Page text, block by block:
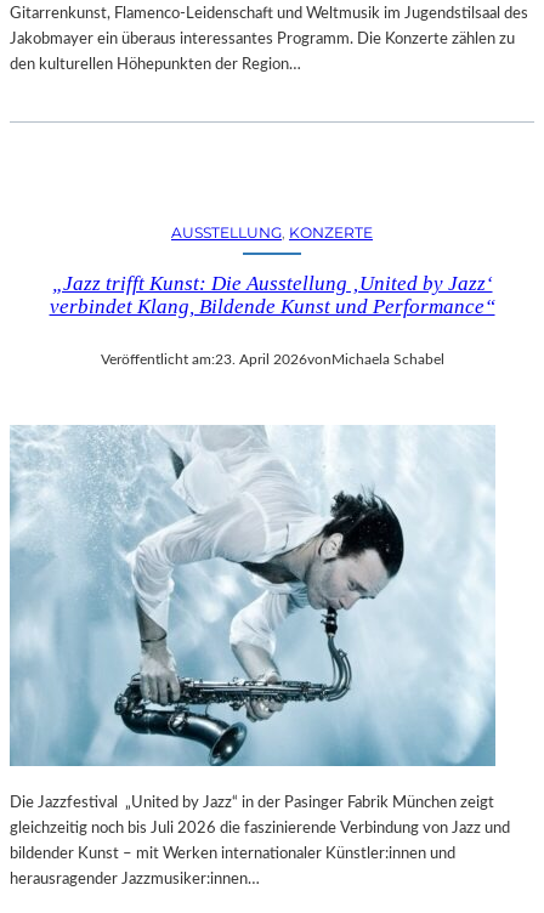
Gitarrenkunst, Flamenco-Leidenschaft und Weltmusik im Jugendstilsaal des
Jakobmayer ein überaus interessantes Programm. Die Konzerte zählen zu
den kulturellen Höhepunkten der Region…
AUSSTELLUNG KONZERTE
„Jazz trifft Kunst: Die Ausstellung ‚United by Jazz‘
verbindet Klang, Bildende Kunst und Performance“
Veröffentlicht am:23. April 2026vonMichaela Schabel
Die Jazzfestival „United by Jazz“ in der Pasinger Fabrik München zeigt
gleichzeitig noch bis Juli 2026 die faszinierende Verbindung von Jazz und
bildender Kunst – mit Werken internationaler Künstler:innen und
herausragender Jazzmusiker:innen…